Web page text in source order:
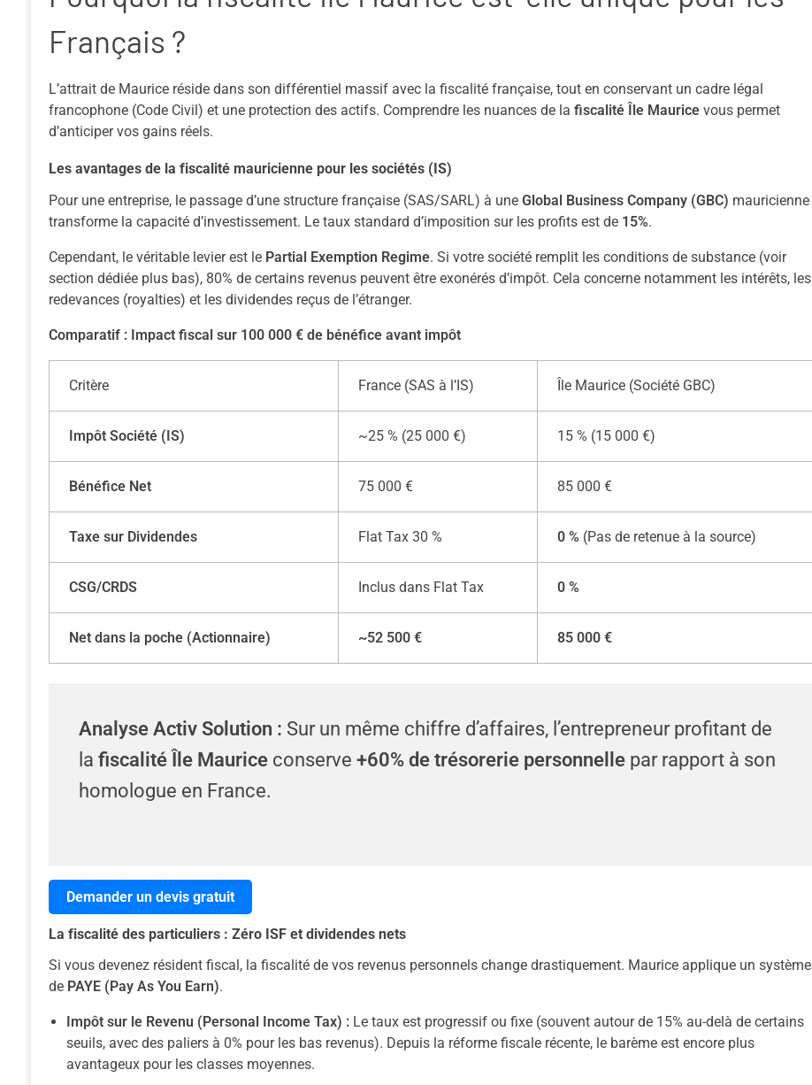
Français ?
L’attrait de Maurice réside dans son différentiel massif avec la fiscalité française, tout en conservant un cadre légal
francophone (Code Civil) et une protection des actifs. Comprendre les nuances de la fiscalité Île Maurice vous permet
d’anticiper vos gains réels.
Les avantages de la fiscalité mauricienne pour les sociétés (IS)
Pour une entreprise, le passage d’une structure française (SAS/SARL) à une Global Business Company (GBC) mauricienne
transforme la capacité d’investissement. Le taux standard d’imposition sur les profits est de 15%.
Cependant, le véritable levier est le Partial Exemption Regime. Si votre société remplit les conditions de substance (voir
section dédiée plus bas), 80% de certains revenus peuvent être exonérés d’impôt. Cela concerne notamment les intérêts, les
redevances (royalties) et les dividendes reçus de l’étranger.
Comparatif : Impact fiscal sur 100 000 € de bénéfice avant impôt
Critère France (SAS à l’IS) Île Maurice (Société GBC)
Impôt Société (IS) ~25 % (25 000 €) 15 % (15 000 €)
Bénéfice Net 75 000 € 85 000 €
Taxe sur Dividendes Flat Tax 30 % 0 % (Pas de retenue à la source)
CSG/CRDS Inclus dans Flat Tax 0 %
Net dans la poche (Actionnaire) ~52 500 € 85 000 €
Analyse Activ Solution : Sur un même chiffre d’affaires, l’entrepreneur profitant de
la fiscalité Île Mauriceconserve +60% de trésorerie personnellepar rapport à son
homologue en France.
Demander un devis gratuit
La fiscalité des particuliers : Zéro ISF et dividendes nets
Si vous devenez résident fiscal, la fiscalité de vos revenus personnels change drastiquement. Maurice applique un système
de PAYE (Pay As You Earn).
Impôt sur le Revenu (Personal Income Tax) : Le taux est progressif ou fixe (souvent autour de 15% au-delà de certains
seuils, avec des paliers à 0% pour les bas revenus). Depuis la réforme fiscale récente, le barème est encore plus
avantageux pour les classes moyennes.